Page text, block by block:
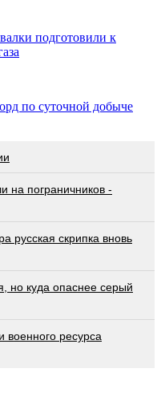
подготовили к
по суточной добыче
на пограничников -
русская скрипка вновь
но куда опаснее серый
военного ресурса